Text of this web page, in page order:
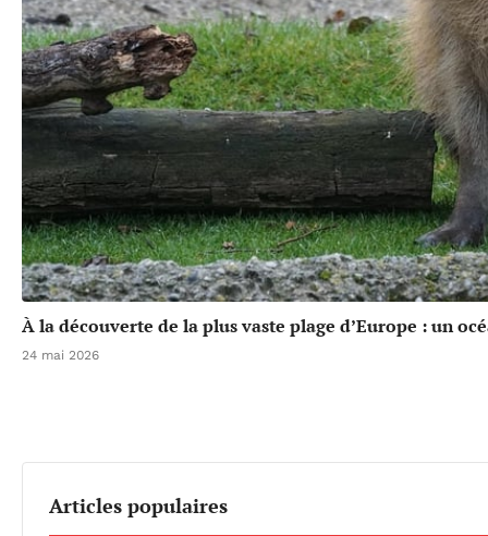
À la découverte de la plus vaste plage d’Europe : un
24 mai 2026
Articles populaires